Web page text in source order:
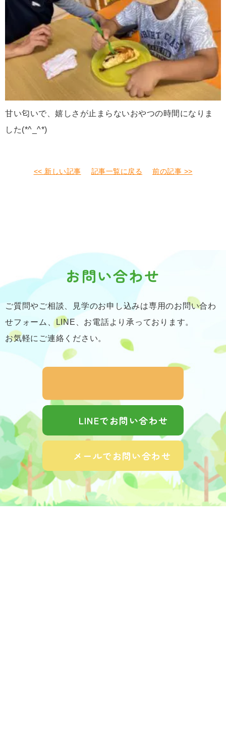
甘い匂いで、嬉しさが止まらないおやつの時間になりま
した(*^_^*)
<< 新しい記事 記事一覧に戻る 前の記事 >>
お問い合わせ
ご質問やご相談、見学のお申し込みは専用のお問い合わ
せフォーム、LINE、お電話より承っております。
お気軽にご連絡ください。
LINEでお問い合わせ
メールでお問い合わせ